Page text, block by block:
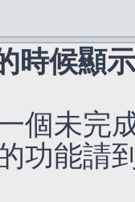
時候顯
個未完
功能請